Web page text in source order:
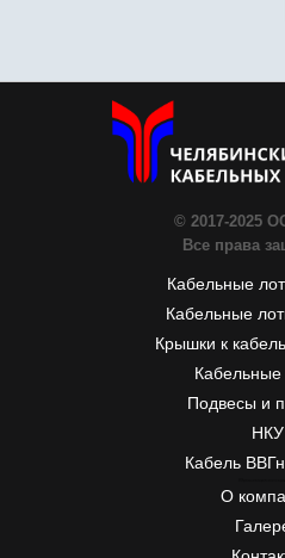
© 2017-2025
Все права
Кабельные
Кабельные
Крышки к
Кабельные
Подвесы и
НКУ
Кабель
О